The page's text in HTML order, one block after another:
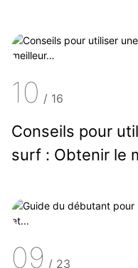
10 / 16
Conseils pour
surf : Obtenir le
09 / 23